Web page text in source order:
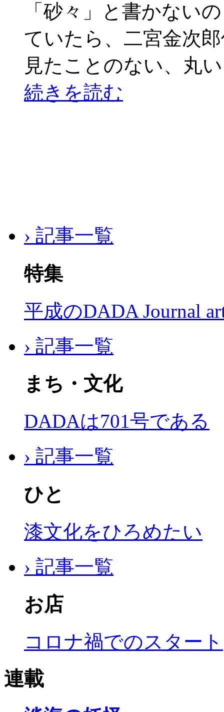
「砂々」と書かない
ていたら、二宮金次
見たことのない、丸
続きを読む
› 記事一覧
特集
平成のDADA Journal
› 記事一覧
まち・文化
DADAは701号である
› 記事一覧
ひと
漆文化をひろめたい
› 記事一覧
お店
コロナ禍でのスタート
連載